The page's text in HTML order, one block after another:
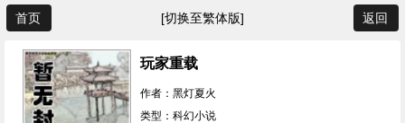
首页 [切换至繁体版] 返回
玩家重载
作者：黑灯夏火
类型：科幻小说